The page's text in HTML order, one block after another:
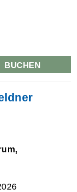
BUCHEN